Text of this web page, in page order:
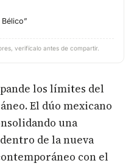
verifícalo antes de compartir.
los límites del
El dúo mexicano
una
de la nueva
con el